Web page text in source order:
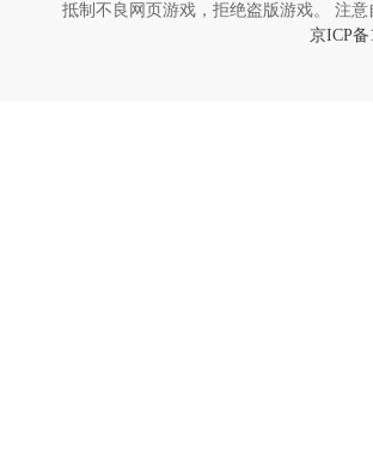
抵制不良网页游戏，拒绝盗版游戏。 注
京ICP备